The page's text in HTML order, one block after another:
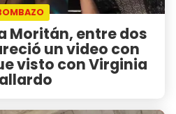
Moritán, entre dos
un video con
visto con Virginia